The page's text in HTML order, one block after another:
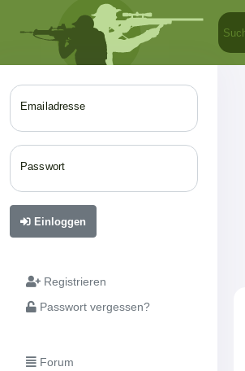
Emailadresse
Passwort
Einloggen
Registrieren
Passwort vergessen?
Forum